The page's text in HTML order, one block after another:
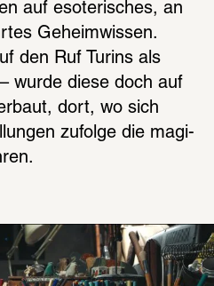
auf esote­ri­sches, an
Geheim­wis­sen.
den Ruf Turins als
wurde diese doch auf
dort, wo sich
zufolge die magi­